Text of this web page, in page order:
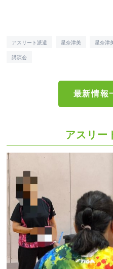
アスリート派遣 星奈津美 星奈津
講演会
最新情報
アスリー